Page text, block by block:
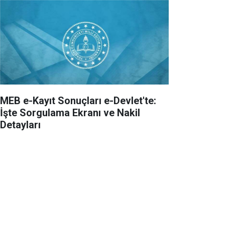
MEB e-Kayıt Sonuçları e-Devlet'te:
İşte Sorgulama Ekranı ve Nakil
Detayları